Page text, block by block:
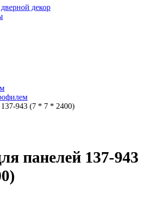
декор
943 (7 * 7 * 2400)
панелей 137-943